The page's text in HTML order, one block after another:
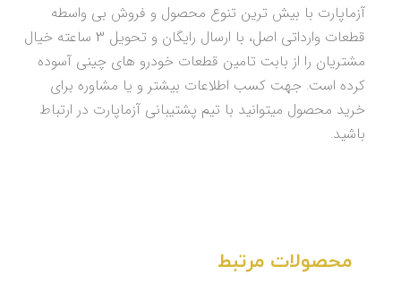
آزماپارت با بیش ترین تنوع محصول و فروش بی واسطه
قطعات وارداتی اصل، با ارسال رایگان و تحویل 3 ساعته خیال
مشتریان را از بابت تامین قطعات خودرو های چینی آسوده
کرده است. جهت کسب اطلاعات بیشتر و یا مشاوره برای
خرید محصول میتوانید با تیم پشتیبانی آزماپارت در ارتباط
باشید.
محصولات مرتبط